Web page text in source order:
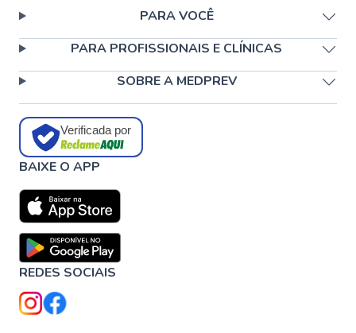
PARA VOCÊ
PARA PROFISSIONAIS E CLÍNICAS
SOBRE A MEDPREV
Verificada por
BAIXE O APP
REDES SOCIAIS